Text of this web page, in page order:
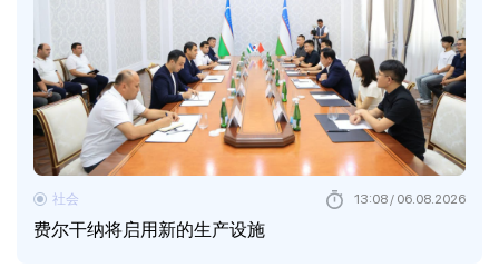
费尔干纳将启用新的生产设施
社会 13:08 / 06.08.2026